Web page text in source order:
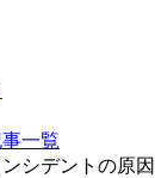
一覧
シデントの原